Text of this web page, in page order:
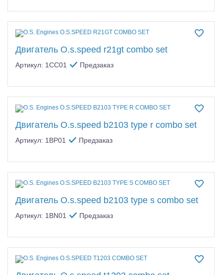
Двигатель O.s.speed r21gt combo set
Артикул: 1CC01 Предзаказ
Двигатель O.s.speed b2103 type r combo set
Артикул: 1BP01 Предзаказ
Двигатель O.s.speed b2103 type s combo set
Артикул: 1BN01 Предзаказ